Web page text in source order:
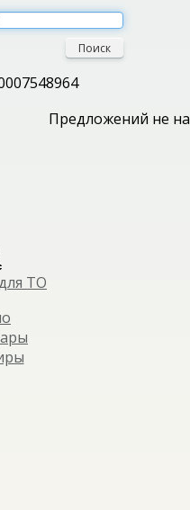
Поиск
Предложений не
ТО